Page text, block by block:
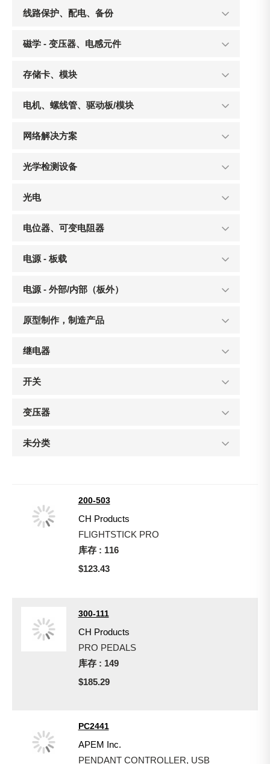
线路保护、配电、备份
磁学 - 变压器、电感元件
存储卡、模块
电机、螺线管、驱动板/模块
网络解决方案
光学检测设备
光电
电位器、可变电阻器
电源 - 板载
电源 - 外部/内部（板外）
原型制作，制造产品
继电器
开关
变压器
未分类
200-503
CH Products
FLIGHTSTICK PRO
库存 : 116
$123.43
300-111
CH Products
PRO PEDALS
库存 : 149
$185.29
PC2441
APEM Inc.
PENDANT CONTROLLER, USB